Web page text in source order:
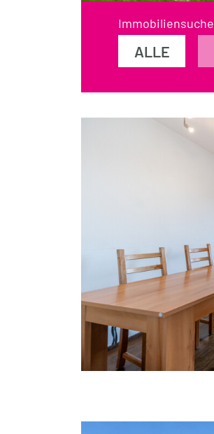
Immobiliensuche
ALLE